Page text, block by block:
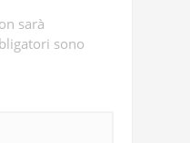
sarà
sono